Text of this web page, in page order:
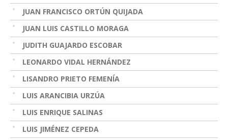
JUAN FRANCISCO ORTÚN QUIJADA
JUAN LUIS CASTILLO MORAGA
JUDITH GUAJARDO ESCOBAR
LEONARDO VIDAL HERNÁNDEZ
LISANDRO PRIETO FEMENÍA
LUIS ARANCIBIA URZÚA
LUIS ENRIQUE SALINAS
LUIS JIMÉNEZ CEPEDA